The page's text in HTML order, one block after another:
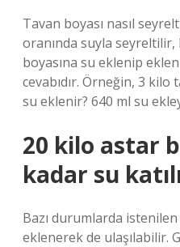
Tavan boyası nasıl
oranında suyla seyreltilir,
boyasına su eklenip
cevabıdır. Örneğin, 3 kilo
su eklenir? 640 ml su
20 kilo astar
kadar su
Bazı durumlarda
eklenerek de ulaşılabilir.